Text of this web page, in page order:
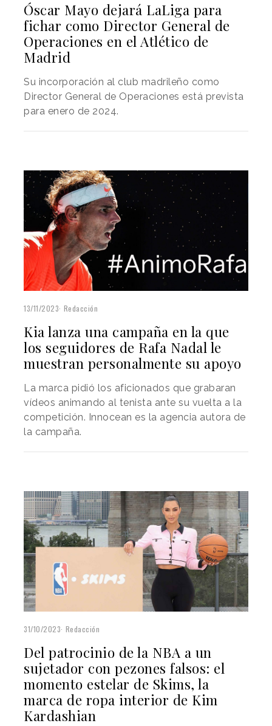
Óscar Mayo dejará LaLiga para
fichar como Director General de
Operaciones en el Atlético de
Madrid
Su incorporación al club madrileño como
Director General de Operaciones está prevista
para enero de 2024.
13/11/2023 Redacción
Kia lanza una campaña en la que
los seguidores de Rafa Nadal le
muestran personalmente su apoyo
La marca pidió los aficionados que grabaran
vídeos animando al tenista ante su vuelta a la
competición. Innocean es la agencia autora de
la campaña.
31/10/2023 Redacción
Del patrocinio de la NBA a un
sujetador con pezones falsos: el
momento estelar de Skims, la
marca de ropa interior de Kim
Kardashian